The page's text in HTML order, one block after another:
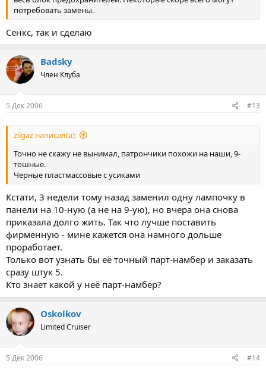
потребовать замены.
Сенкс, так и сделаю
Badsky
Член Клуба
5 Дек 2006 #13
zilgaz написал(а):
Точно не скажу не вынимал, патрончики похожи на наши, 9-
тошные.
Черные пластмассовые с усиками
Кстати, 3 недели тому назад заменил одну лампочку в
панели на 10-ную (а не на 9-ую), но вчера она снова
приказала долго жить. Так что лучше поставить
фирменную - мине кажется она намного дольше
проработает.
Только вот узнать бы её точный парт-намбер и заказать
сразу штук 5.
Кто знает какой у неё парт-намбер?
Oskolkov
Limited Cruiser
5 Дек 2006 #14